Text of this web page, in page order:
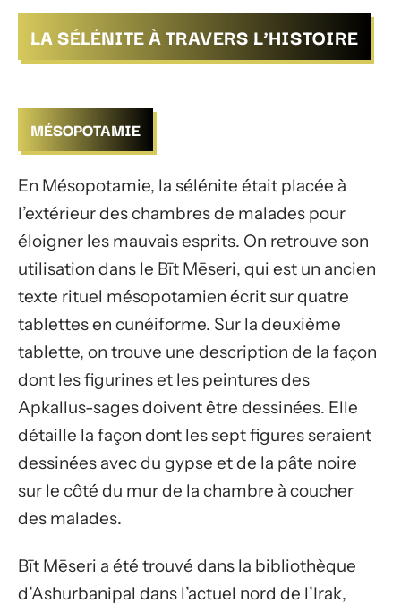
LA SÉLÉNITE À TRAVERS L’HISTOIRE
MÉSOPOTAMIE
En Mésopotamie, la sélénite était placée à
l’extérieur des chambres de malades pour
éloigner les mauvais esprits. On retrouve son
utilisation dans le Bīt Mēseri, qui est un ancien
texte rituel mésopotamien écrit sur quatre
tablettes en cunéiforme. Sur la deuxième
tablette, on trouve une description de la façon
dont les figurines et les peintures des
Apkallus-sages doivent être dessinées. Elle
détaille la façon dont les sept figures seraient
dessinées avec du gypse et de la pâte noire
sur le côté du mur de la chambre à coucher
des malades.
Bīt Mēseri a été trouvé dans la bibliothèque
d’Ashurbanipal dans l’actuel nord de l’Irak,